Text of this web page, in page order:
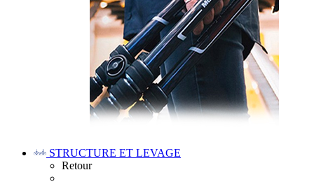
STRUCTURE ET LEVAGE
Retour